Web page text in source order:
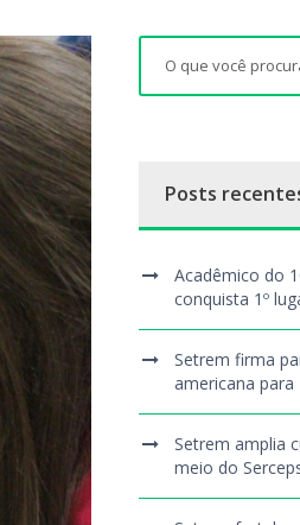
Posts
Acadêmico do
conquista 1º
Setrem firma
americana
Setrem amplia
meio do